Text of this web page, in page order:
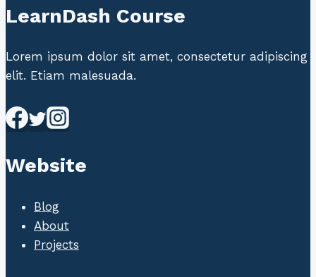
LearnDash Course
Lorem ipsum dolor sit amet, consectetur adipiscing
elit. Etiam malesuada.
Website
Blog
About
Projects